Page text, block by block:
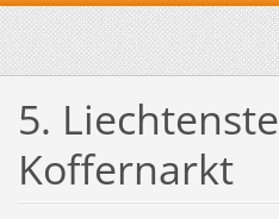
5.
Koffernarkt